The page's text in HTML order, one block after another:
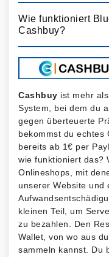
Wie funktioniert
Cashbuy?
Cashbuy ist mehr
System, bei dem du
gegen überteuerte
bekommst du echtes
bereits ab 1€ per
wie funktioniert das?
Onlineshops, mit
unserer Website und
kleinen Teil, um
zu bezahlen. Den
Wallet, von wo aus
sammeln kannst. Du